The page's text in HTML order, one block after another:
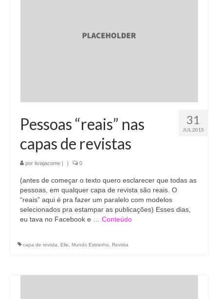
31
JUL 2015
Pessoas “reais” nas
capas de revistas
por liviajacome | | 0
(antes de começar o texto quero esclarecer que todas as
pessoas, em qualquer capa de revista são reais. O
“reais” aqui é pra fazer um paralelo com modelos
selecionados pra estampar as publicações) Esses dias,
eu tava no Facebook e … Conteúdo
capa de revista Elle Mundo Estranho Revista